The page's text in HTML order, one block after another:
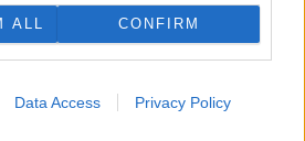
ALL CONFIRM
Data Access Privacy Policy
na Ladislav Metelka